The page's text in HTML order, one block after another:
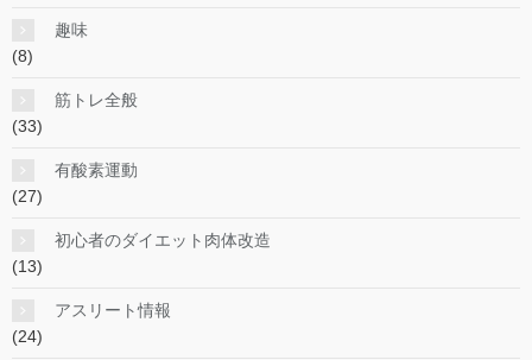
趣味
(8)
筋トレ全般
(33)
有酸素運動
(27)
初心者のダイエット肉体改造
(13)
アスリート情報
(24)